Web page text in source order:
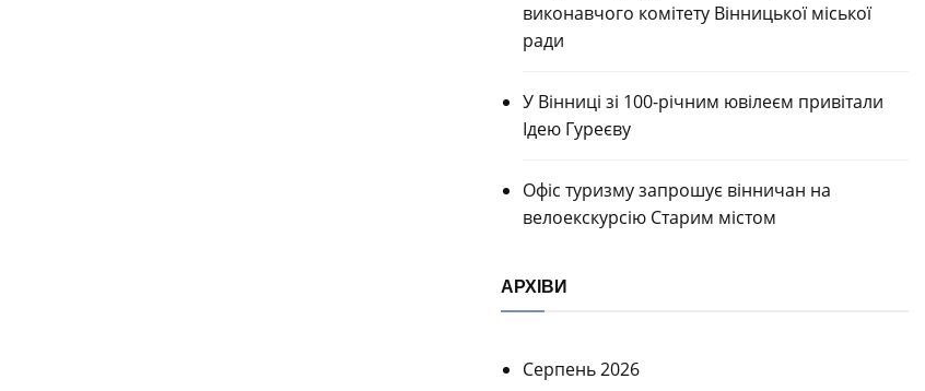
виконавчого комітету Вінницької міської
ради
У Вінниці зі 100-річним ювілеєм привітали
Ідею Гуреєву
Офіс туризму запрошує вінничан на
велоекскурсію Старим містом
АРХІВИ
Серпень 2026